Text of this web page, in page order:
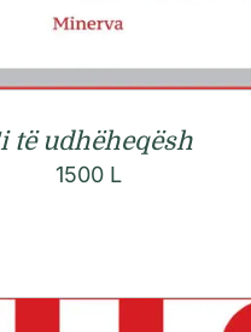
të udhëheqësh
1500 L